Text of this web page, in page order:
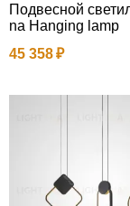
Подвесной
na Hanging lamp
45 358